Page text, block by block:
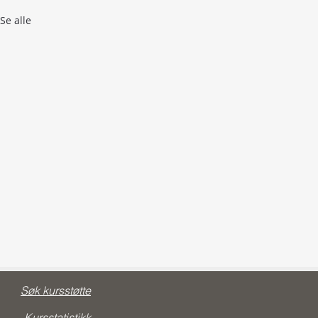
Se alle
Søk kursstøtte